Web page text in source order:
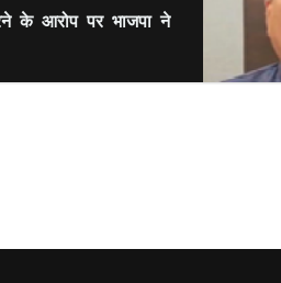
के आरोप पर भाजपा ने